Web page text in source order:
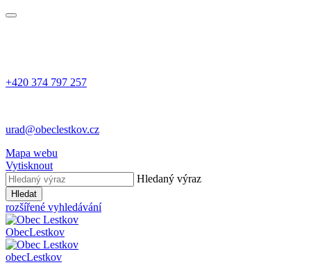
+420 374 797 257
urad@obeclestkov.cz
Mapa webu
Vytisknout
Hledaný výraz
Hledat
rozšířené vyhledávání
ObecLestkov
obecLestkov